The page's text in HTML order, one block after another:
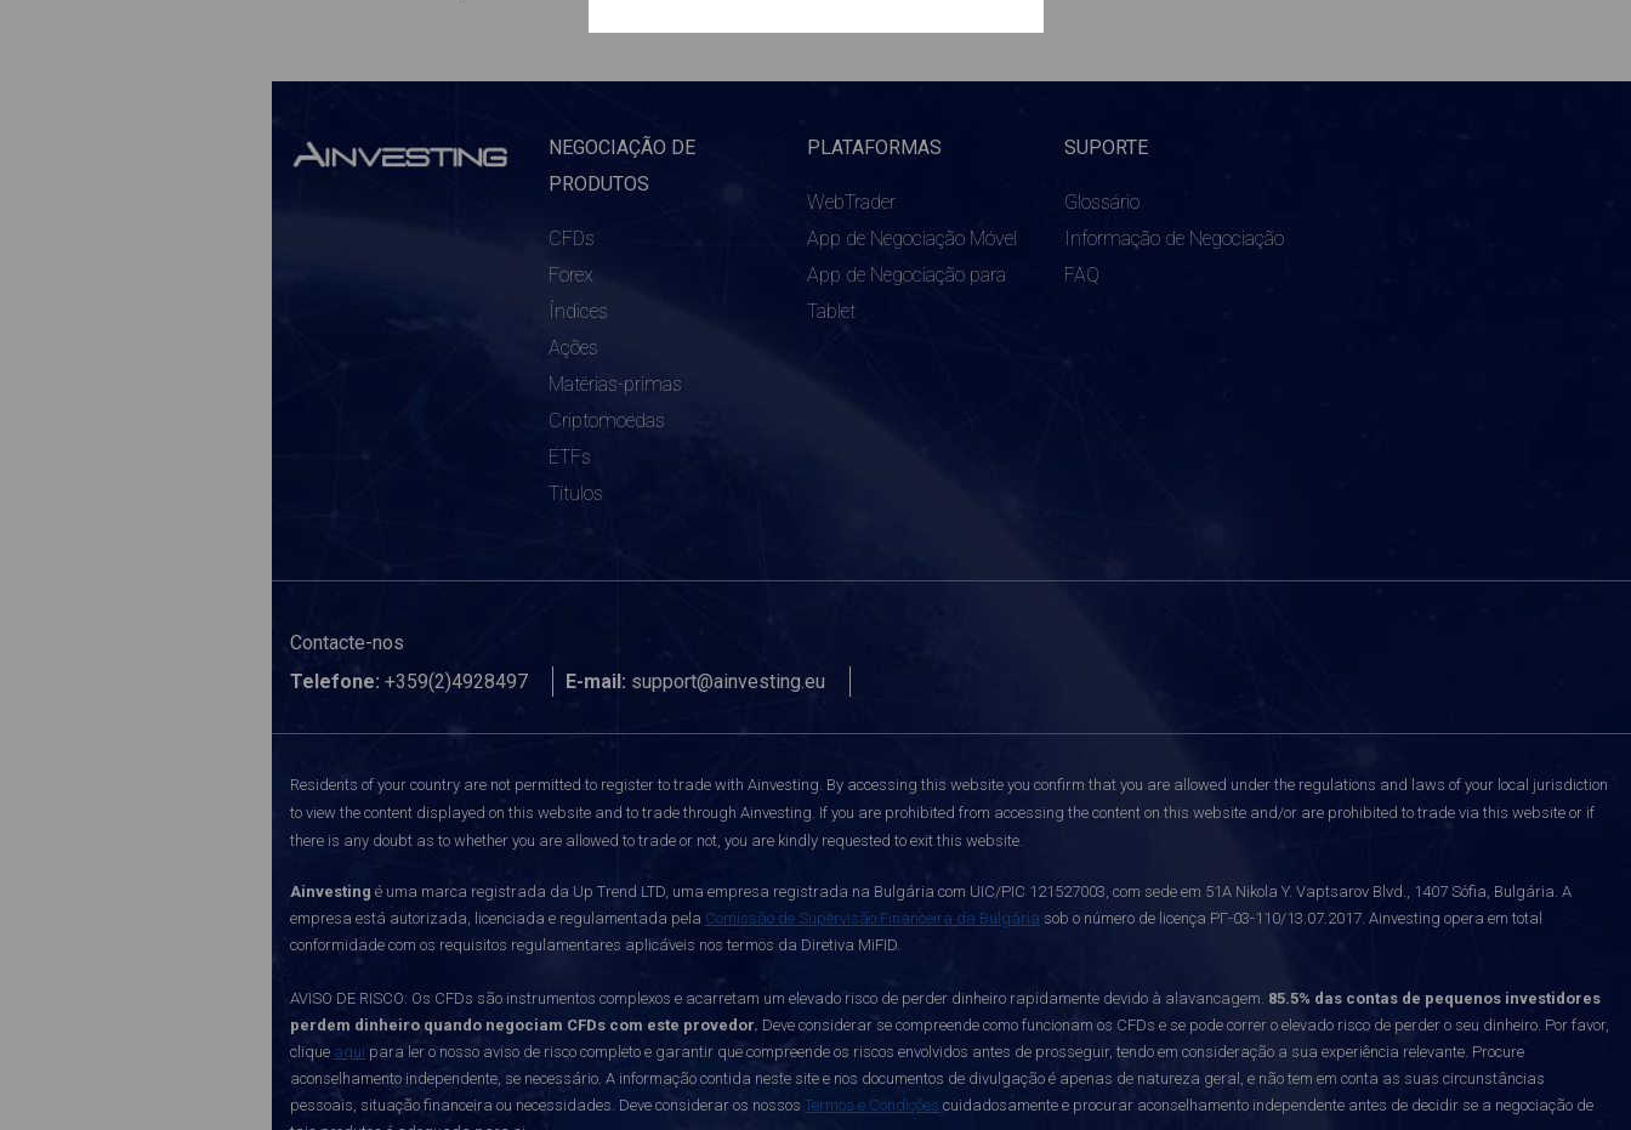
NEGOCIAÇÃO DE
PRODUTOS
CFDs
Forex
Índices
Ações
Matérias-primas
Criptomoedas
ETFs
Títulos
PLATAFORMAS
WebTrader
App de Negociação Móvel
App de Negociação para
Tablet
SUPORTE
Glossário
Informação de Negociação
FAQ
Contacte-nos
Telefone: +359(2)4928497 E-mail: support@ainvesting.eu
Residents of your country are not permitted to register to trade with Ainvesting. By accessing this website you confirm that you are allowed under the regulations and laws of your local jurisdiction
to view the content displayed on this website and to trade through Ainvesting. If you are prohibited from accessing the content on this website and/or are prohibited to trade via this website or if
there is any doubt as to whether you are allowed to trade or not, you are kindly requested to exit this website.
Ainvesting é uma marca registrada da Up Trend LTD, uma empresa registrada na Bulgária com UIC/PIC 121527003, com sede em 51A Nikola Y. Vaptsarov Blvd., 1407 Sófia, Bulgária. A
empresa está autorizada, licenciada e regulamentada pela Comissão de Supervisão Financeira da Bulgária sob o número de licença РГ-03-110/13.07.2017. Ainvesting opera em total
conformidade com os requisitos regulamentares aplicáveis nos termos da Diretiva MiFID.
AVISO DE RISCO: Os CFDs são instrumentos complexos e acarretam um elevado risco de perder dinheiro rapidamente devido à alavancagem. 85.5% das contas de pequenos investidores
perdem dinheiro quando negociam CFDs com este provedor. Deve considerar se compreende como funcionam os CFDs e se pode correr o elevado risco de perder o seu dinheiro. Por favor,
clique aqui para ler o nosso aviso de risco completo e garantir que compreende os riscos envolvidos antes de prosseguir, tendo em consideração a sua experiência relevante. Procure
aconselhamento independente, se necessário. A informação contida neste site e nos documentos de divulgação é apenas de natureza geral, e não tem em conta as suas circunstâncias
pessoais, situação financeira ou necessidades. Deve considerar os nossos Termos e Condições cuidadosamente e procurar aconselhamento independente antes de decidir se a negociação de